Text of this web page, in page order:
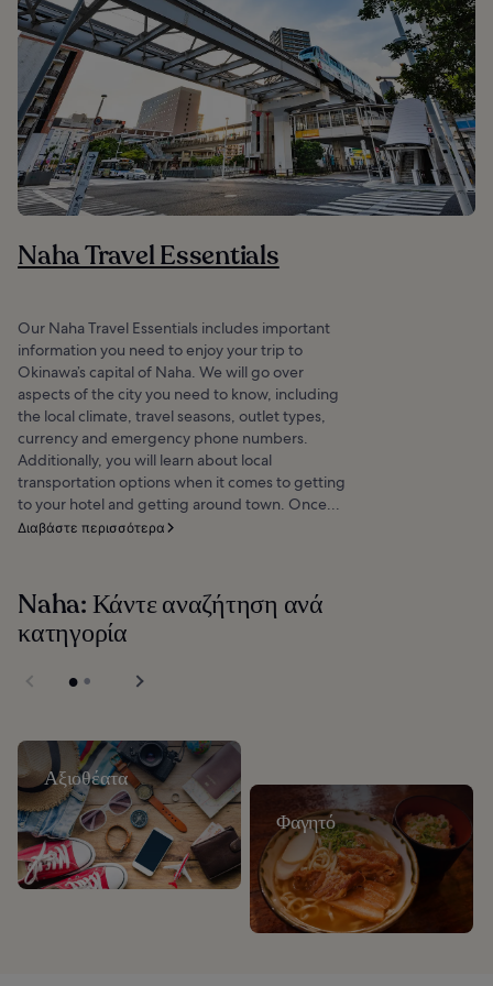
Naha Travel Essentials
Our Naha Travel Essentials includes important
information you need to enjoy your trip to
Okinawa’s capital of Naha. We will go over
aspects of the city you need to know, including
the local climate, travel seasons, outlet types,
currency and emergency phone numbers.
Additionally, you will learn about local
transportation options when it comes to getting
to your hotel and getting around town. Once...
Διαβάστε περισσότερα
Naha: Κάντε αναζήτηση ανά
κατηγορία
Αξιοθέατα
Φαγητό